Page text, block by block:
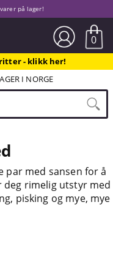
på lager!
0
- klikk her!
I NORGE
par med sansen for å
deg rimelig utstyr med
pisking og mye, mye